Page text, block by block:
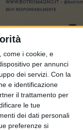
come i cookie, e
per annunci
dei servizi. Con la
e identificazione
il trattamento per
le tue
dei dati personali
preferenze si